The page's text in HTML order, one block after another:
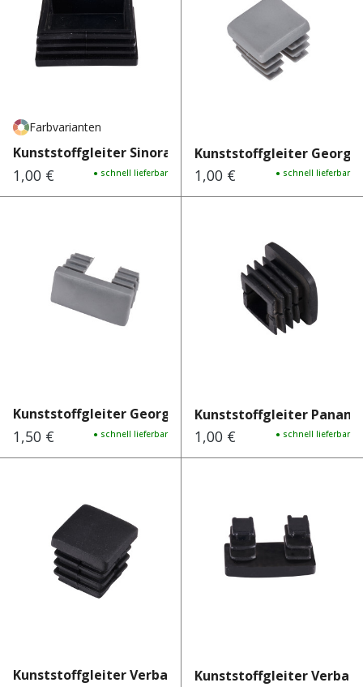
Farbvarianten
Kunststoffgleiter Sinora
Regulärer Preis:
1,00 € ● schnell lieferbar
Kunststoffgleiter
Regulärer Preis:
1,00 € ● schnell lieferbar
Kunststoffgleiter Georgia h...
Regulärer Preis:
1,50 € ● schnell lieferbar
Kunststoffgleiter
Regulärer Preis:
1,00 € ● schnell lieferbar
Kunststoffgleiter Verbania...Kunststoffgleiter